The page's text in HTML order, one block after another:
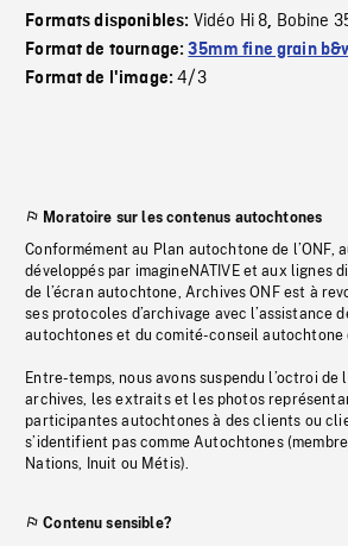
Formats disponibles: Vidéo Hi 8, Bobine
Format de tournage:35mm fine grain
Format de l'image:4/3
Moratoire sur les contenus autochtones
Conformément au Plan autochtone de l’ONF,
développés par imagineNATIVE et aux lignes
de l’écran autochtone, Archives ONF est à
ses protocoles d’archivage avec l’assistance
autochtones et du comité-conseil autochtone
Entre-temps, nous avons suspendu l’octroi de
archives, les extraits et les photos
participantes autochtones à des clients ou
s’identifient pas comme Autochtones
Nations, Inuit ou Métis).
Contenu sensible?